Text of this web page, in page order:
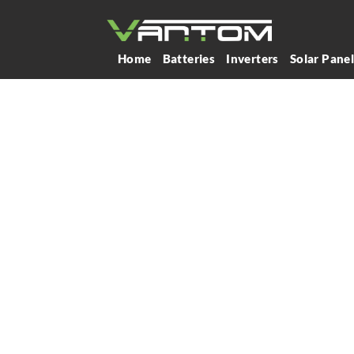
Home Batteries Inverters Solar Panel